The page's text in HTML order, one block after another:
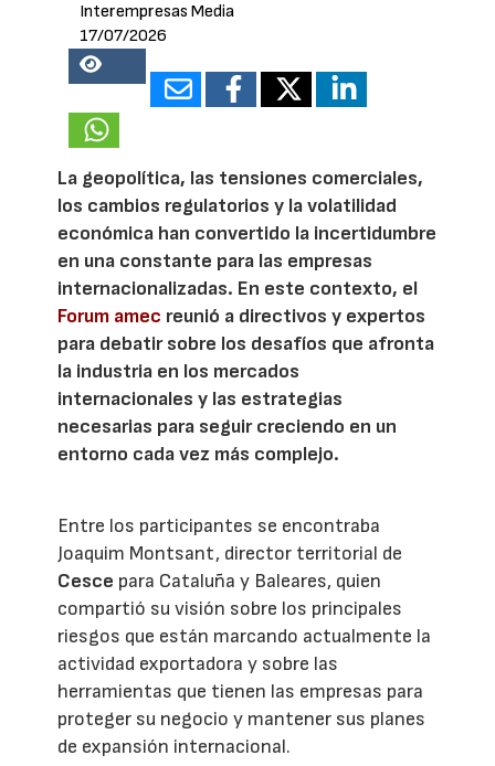
Interempresas Media
17/07/2026
24812
La geopolítica, las tensiones comerciales,
los cambios regulatorios y la volatilidad
económica han convertido la incertidumbre
en una constante para las empresas
internacionalizadas. En este contexto, el
Forum amec reunió a directivos y expertos
para debatir sobre los desafíos que afronta
la industria en los mercados
internacionales y las estrategias
necesarias para seguir creciendo en un
entorno cada vez más complejo.
Entre los participantes se encontraba
Joaquim Montsant, director territorial de
Cesce para Cataluña y Baleares, quien
compartió su visión sobre los principales
riesgos que están marcando actualmente la
actividad exportadora y sobre las
herramientas que tienen las empresas para
proteger su negocio y mantener sus planes
de expansión internacional.